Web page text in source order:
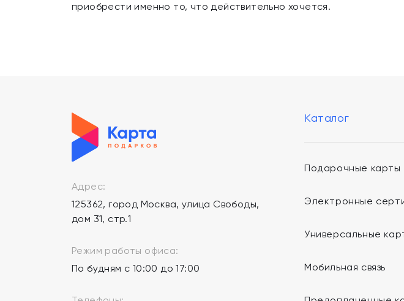
приобрести именно то, что действительно хочется.
Адрес:
125362, город Москва, улица Свободы,
дом 31, стр.1
Режим работы офиса:
По будням с 10:00 до 17:00
Каталог
Подарочные карты
Электронные
Универсальные
Мобильная связь